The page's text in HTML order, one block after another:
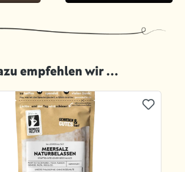
empfehlen wir ...
überspringen